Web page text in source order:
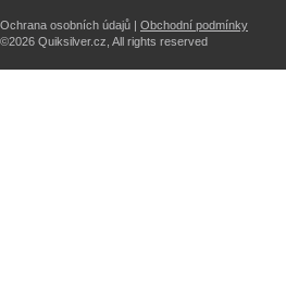
Ochrana osobních údajů | Obchodní podmínky
©2026 Quiksilver.cz, All rights reserved